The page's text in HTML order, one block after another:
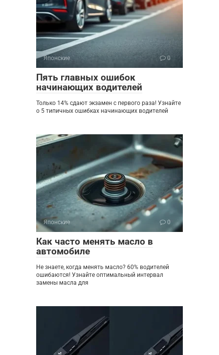
Японские 0
Пять главных ошибок
начинающих водителей
Только 14% сдают экзамен с первого раза! Узнайте
о 5 типичных ошибках начинающих водителей
Японские 0
Как часто менять масло в
автомобиле
Не знаете, когда менять масло? 60% водителей
ошибаются! Узнайте оптимальный интервал
замены масла для